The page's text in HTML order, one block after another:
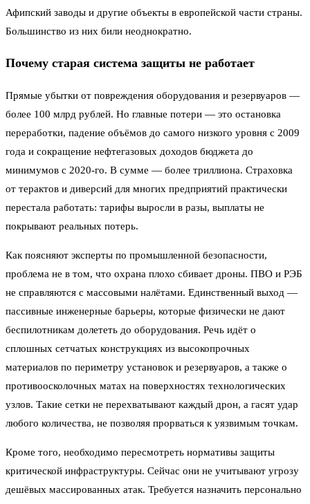
Афипский заводы и другие объекты в европейской части страны.
Большинство из них били неоднократно.
Почему старая система защиты не работает
Прямые убытки от повреждения оборудования и резервуаров —
более 100 млрд рублей. Но главные потери — это остановка
переработки, падение объёмов до самого низкого уровня с 2009
года и сокращение нефтегазовых доходов бюджета до
минимумов с 2020-го. В сумме — более триллиона. Страховка
от терактов и диверсий для многих предприятий практически
перестала работать: тарифы выросли в разы, выплаты не
покрывают реальных потерь.
Как поясняют эксперты по промышленной безопасности,
проблема не в том, что охрана плохо сбивает дроны. ПВО и РЭБ
не справляются с массовыми налётами. Единственный выход —
пассивные инженерные барьеры, которые физически не дают
беспилотникам долететь до оборудования. Речь идёт о
сплошных сетчатых конструкциях из высокопрочных
материалов по периметру установок и резервуаров, а также о
противоосколочных матах на поверхностях технологических
узлов. Такие сетки не перехватывают каждый дрон, а гасят удар
любого количества, не позволяя прорваться к уязвимым точкам.
Кроме того, необходимо пересмотреть нормативы защиты
критической инфраструктуры. Сейчас они не учитывают угрозу
дешёвых массированных атак. Требуется назначить персонально